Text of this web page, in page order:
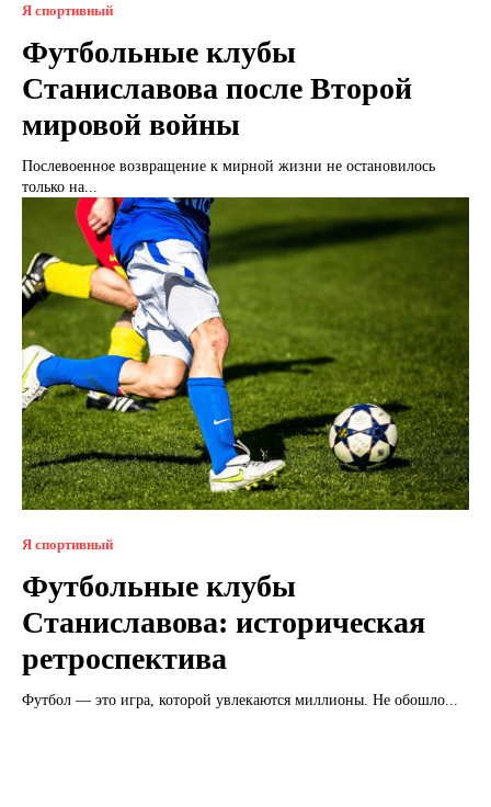
Я спортивный
Футбольные клубы
Станиславова после Второй
мировой войны
Послевоенное возвращение к мирной жизни не остановилось
только на...
Я спортивный
Футбольные клубы
Станиславова: историческая
ретроспектива
Футбол — это игра, которой увлекаются миллионы. Не обошло...